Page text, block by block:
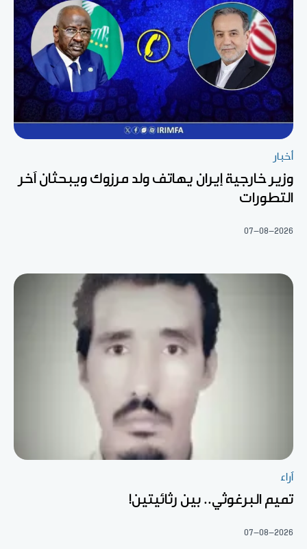
أخبار
وزير خارجية إيران يهاتف ولد مرزوك ويبحثان آخر
التطورات
07-08-2026
آراء
تميم البرغوثي.. بين رثائيتين!
07-08-2026